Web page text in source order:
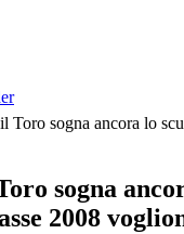
Toro sogna ancora lo
sogna
2008